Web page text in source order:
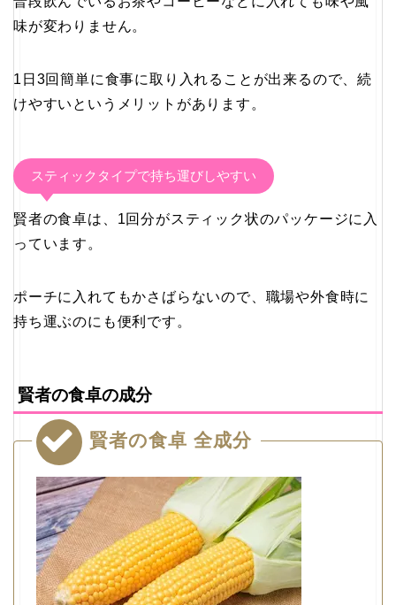
味が変わりません。
1日3回簡単に食事に取り入れることが出来るので、続
けやすいというメリットがあります。
スティックタイプで持ち運びしやすい
賢者の食卓は、1回分がスティック状のパッケージに入
っています。
ポーチに入れてもかさばらないので、職場や外食時に
持ち運ぶのにも便利です。
賢者の食卓の成分
賢者の食卓 全成分